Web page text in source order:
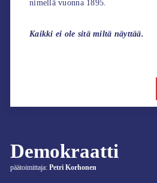
Demokraatti
päätoimittaja: Petri Korhonen
nimellä vuonna 1895.
Kaikki ei ole sitä miltä näyttää.